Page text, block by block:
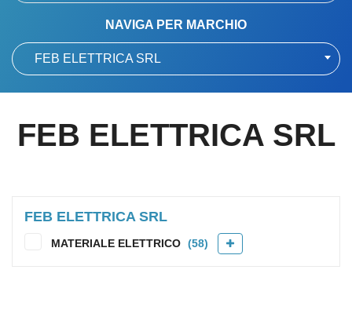
NAVIGA PER MARCHIO
FEB ELETTRICA SRL
FEB ELETTRICA SRL
FEB ELETTRICA SRL
MATERIALE ELETTRICO (58)